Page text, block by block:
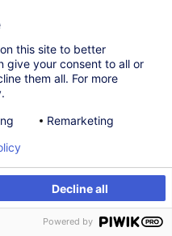
this site to better
give your consent to all or
them all. For more
Remarketing
Decline all
Powered by